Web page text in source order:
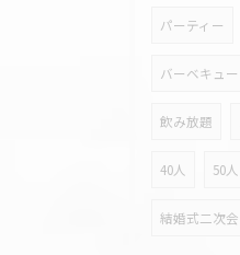
パーティー
バーベキュー
飲み放題
40人 50人
結婚式二次会